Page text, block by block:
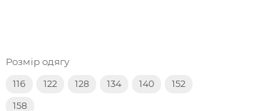
Розмір одягу
116 122 128 134 140 152
158